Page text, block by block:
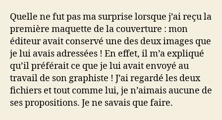
Quelle ne fut pas ma surprise lorsque j’ai reçu la
première maquette de la couverture : mon
éditeur avait conservé une des deux images que
je lui avais adressées ! En effet, il m’a expliqué
qu’il préférait ce que je lui avait envoyé au
travail de son graphiste ! J’ai regardé les deux
fichiers et tout comme lui, je n’aimais aucune de
ses propositions. Je ne savais que faire.